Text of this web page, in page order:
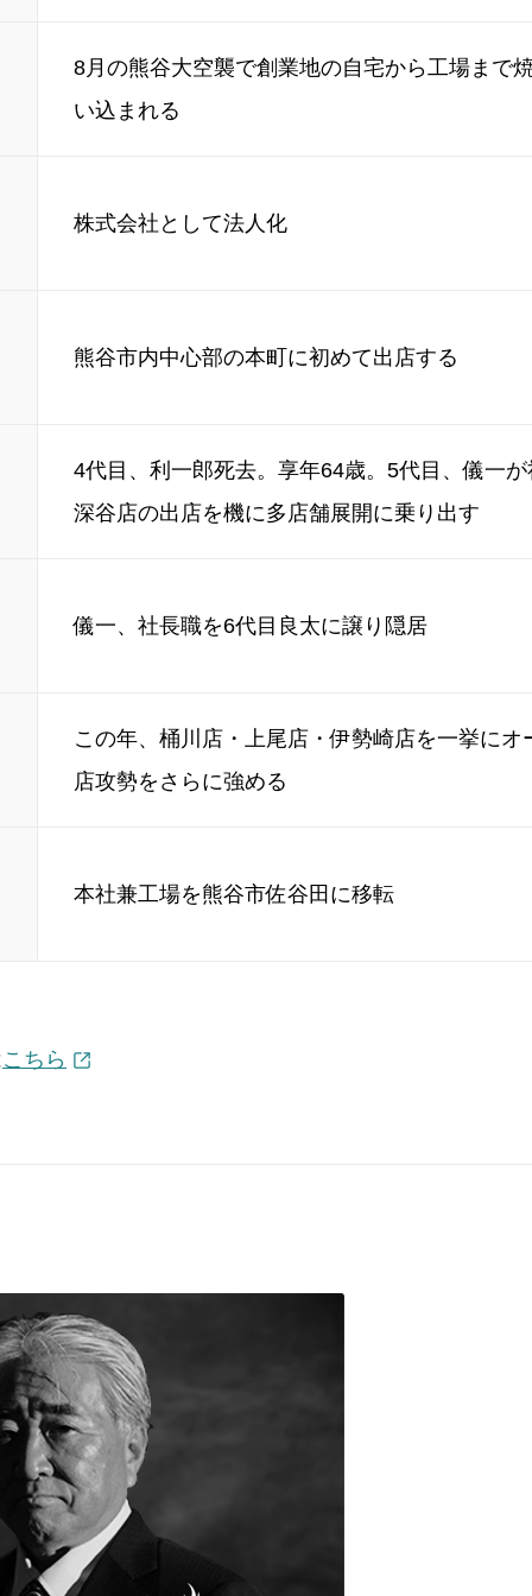
8月の熊谷大空襲で創業地の自宅から工場まで
い込まれる
株式会社として法人化
熊谷市内中心部の本町に初めて出店する
4代目、利一郎死去。享年64歳。5代目、儀一が
深谷店の出店を機に多店舗展開に乗り出す
儀一、社長職を6代目良太に譲り隠居
この年、桶川店・上尾店・伊勢崎店を一挙にオ
店攻勢をさらに強める
本社兼工場を熊谷市佐谷田に移転
こちら